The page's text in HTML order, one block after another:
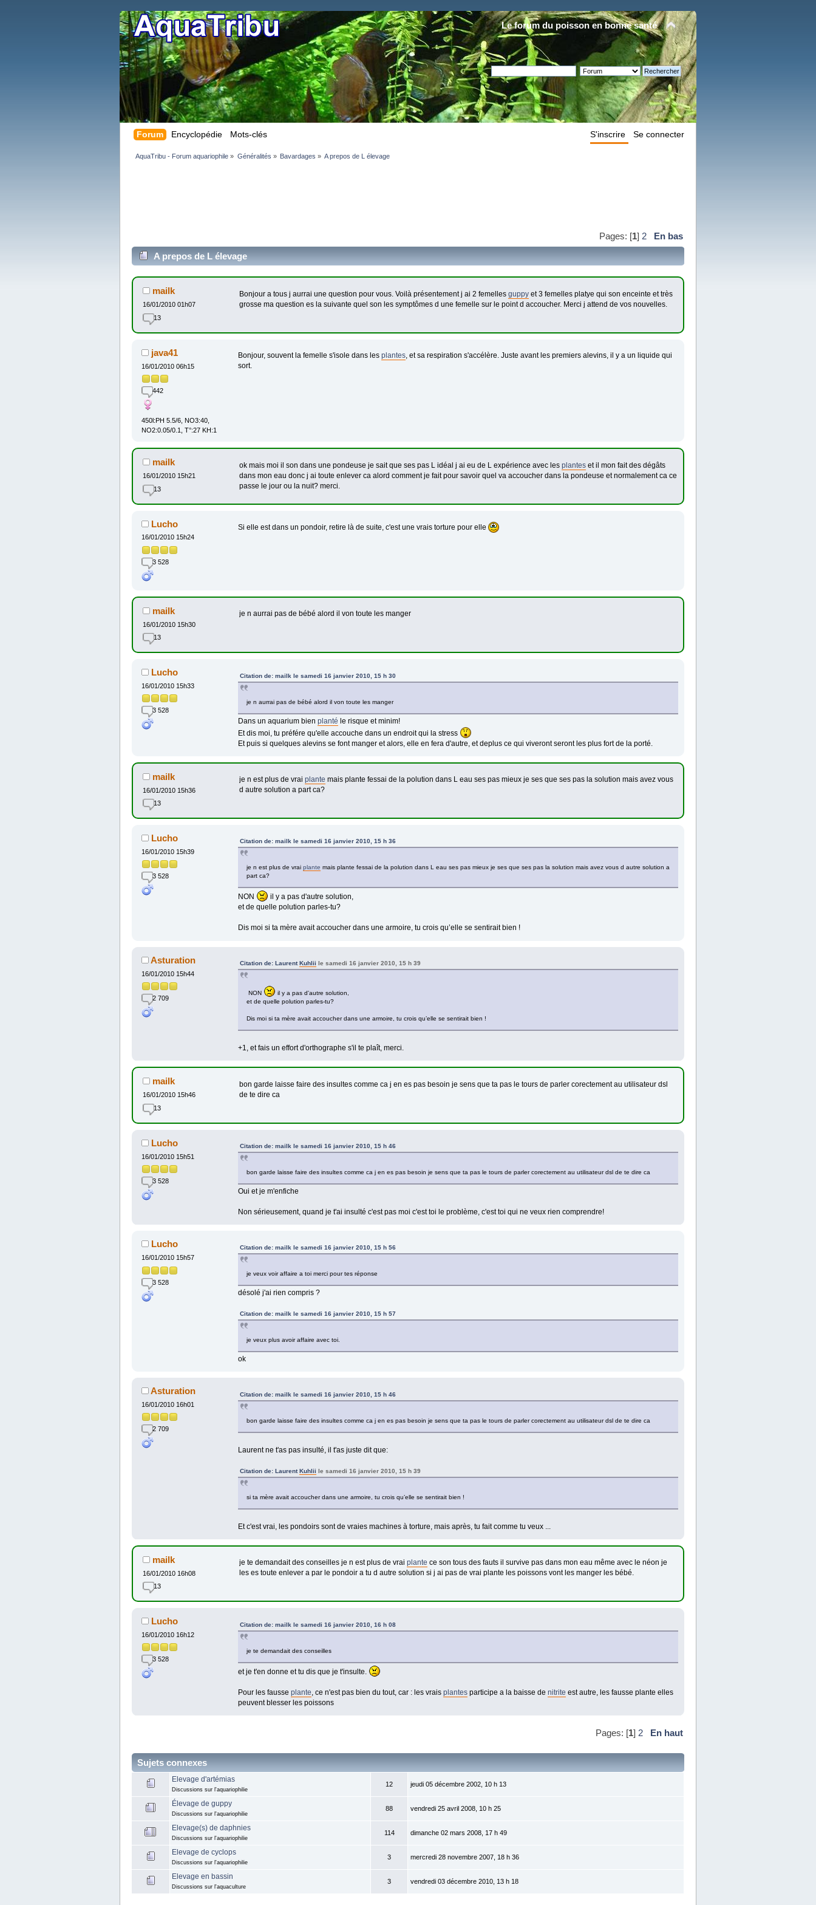
Le forum du poisson en bonne santé
Forum Encyclopédie Mots-clés Se connecter
S'inscrire
AquaTribu - Forum aquariophile » Généralités » Bavardages » A prepos de L élevage
Pages: [1] 2 En bas
A prepos de L élevage
mailk
16/01/2010 01h07
13
Bonjour a tous j aurrai une question pour vous. Voilà présentement j ai 2 femelles guppyet 3 femelles platye qui son enceinte et très
grosse ma question es la suivante quel son les symptômes d une femelle sur le point d accoucher. Merci j attend de vos nouvelles.
java41
16/01/2010 06h15
442
450l:PH 5.5/6, NO3:40,
NO2:0.05/0.1, T°:27 KH:1
Bonjour, souvent la femelle s'isole dans les plantes, et sa respiration s'accélère. Juste avant les premiers alevins, il y a un liquide qui
sort.
mailk
16/01/2010 15h21
13
ok mais moi il son dans une pondeuse je sait que ses pas L idéal j ai eu de L expérience avec les planteset il mon fait des dégâts
dans mon eau donc j ai toute enlever ca alord comment je fait pour savoir quel va accoucher dans la pondeuse et normalement ca ce
passe le jour ou la nuit? merci.
Lucho
16/01/2010 15h24
3 528
Si elle est dans un pondoir, retire là de suite, c'est une vrais torture pour elle
mailk
16/01/2010 15h30
13
je n aurrai pas de bébé alord il von toute les manger
Lucho
16/01/2010 15h33
3 528
Citation de: mailk le samedi 16 janvier 2010, 15 h 30
je n aurrai pas de bébé alord il von toute les manger
Dans un aquarium bien planté le risque et minim!
Et dis moi, tu préfére qu'elle accouche dans un endroit qui la stress
Et puis si quelques alevins se font manger et alors, elle en fera d'autre, et deplus ce qui viveront seront les plus fort de la porté.
mailk
16/01/2010 15h36
13
je n est plus de vrai plante mais plante fessai de la polution dans L eau ses pas mieux je ses que ses pas la solution mais avez vous
d autre solution a part ca?
Lucho
16/01/2010 15h39
3 528
Citation de: mailk le samedi 16 janvier 2010, 15 h 36
je n est plus de vrai plante mais plante fessai de la polution dans L eau ses pas mieux je ses que ses pas la solution mais avez vous d autre solution a
part ca?
NON
il y a pas d'autre solution,
et de quelle polution parles-tu?
Dis moi si ta mère avait accoucher dans une armoire, tu crois qu’elle se sentirait bien !
Asturation
16/01/2010 15h44
2 709
Citation de: LaurentKuhlii le samedi 16 janvier 2010, 15 h 39
NON
il y a pas d'autre solution,
et de quelle polution parles-tu?
Dis moi si ta mère avait accoucher dans une armoire, tu crois qu’elle se sentirait bien !
+1, et fais un effort d'orthographe s'il te plaît, merci.
mailk
16/01/2010 15h46
13
bon garde laisse faire des insultes comme ca j en es pas besoin je sens que ta pas le tours de parler corectement au utilisateur dsl
de te dire ca
Lucho
16/01/2010 15h51
3 528
Citation de: mailk le samedi 16 janvier 2010, 15 h 46
bon garde laisse faire des insultes comme ca j en es pas besoin je sens que ta pas le tours de parler corectement au utilisateur dsl de te dire ca
Oui et je m'enfiche
Non sérieusement, quand je t'ai insulté c'est pas moi c'est toi le problème, c'est toi qui ne veux rien comprendre!
Lucho
16/01/2010 15h57
3 528
Citation de: mailk le samedi 16 janvier 2010, 15 h 56
je veux voir affaire a toi merci pour tes réponse
désolé j'ai rien compris ?
Citation de: mailk le samedi 16 janvier 2010, 15 h 57
je veux plus avoir affaire avec toi.
ok
Asturation
16/01/2010 16h01
2 709
Citation de: mailk le samedi 16 janvier 2010, 15 h 46
bon garde laisse faire des insultes comme ca j en es pas besoin je sens que ta pas le tours de parler corectement au utilisateur dsl de te dire ca
Laurent ne t'as pas insulté, il t'as juste dit que:
Citation de: LaurentKuhlii le samedi 16 janvier 2010, 15 h 39
si ta mère avait accoucher dans une armoire, tu crois qu’elle se sentirait bien !
Et c'est vrai, les pondoirs sont de vraies machines à torture, mais après, tu fait comme tu veux ...
mailk
16/01/2010 16h08
13
je te demandait des conseilles je n est plus de vrai plante ce son tous des fauts il survive pas dans mon eau même avec le néon je
les es toute enlever a par le pondoir a tu d autre solution si j ai pas de vrai plante les poissons vont les manger les bébé.
Lucho
16/01/2010 16h12
3 528
Citation de: mailk le samedi 16 janvier 2010, 16 h 08
je te demandait des conseilles
et je t'en donne et tu dis que je t'insulte.
Pour les fausse plante , ce n'est pas bien du tout, car : les vrais plantesparticipe a la baisse de nitrite est autre, les fausse plante elles
peuvent blesser les poissons
Pages: [1] 2 En haut
Sujets connexes
Elevage d'artémias
Discussions sur l'aquariophilie
12 jeudi 05 décembre 2002, 10 h 13
Élevage de guppy
Discussions sur l'aquariophilie
88 vendredi 25 avril 2008, 10 h 25
Elevage(s) de daphnies
Discussions sur l'aquariophilie
114 dimanche 02 mars 2008, 17 h 49
Elevage de cyclops
Discussions sur l'aquariophilie
3 mercredi 28 novembre 2007, 18 h 36
Elevage en bassin
Discussions sur l'aquaculture
3 vendredi 03 décembre 2010, 13 h 18